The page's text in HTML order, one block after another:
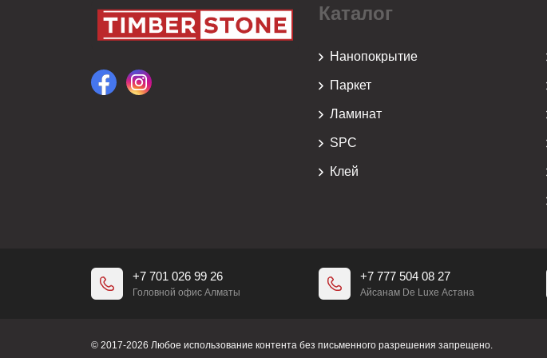
Каталог
Нанопокрытие
Паркет
Ламинат
SPC
Клей
+7 701 026 99 26
Головной офис Алматы
+7 777 504 08 27
Айсанам De Luxe Астана
© 2017-2026 Любое использование контента без письменного разрешения запрещено.